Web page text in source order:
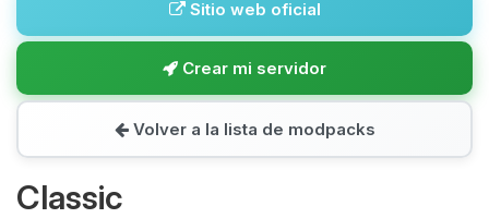
Sitio web oficial
Crear mi servidor
Volver a la lista de modpacks
Classic